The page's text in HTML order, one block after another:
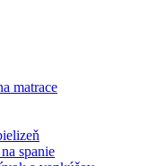
matrace
spanie